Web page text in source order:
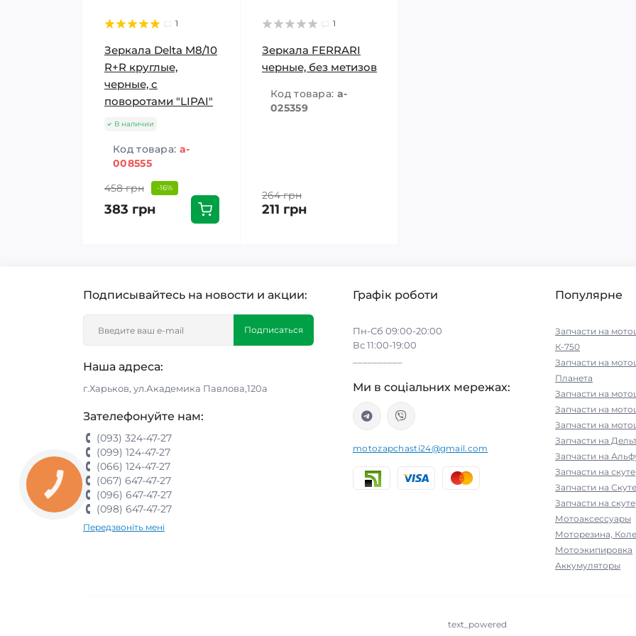
1
Зеркала Delta M8/10
R+R круглые,
черные, с
поворотами "LIPAI"
В наличии
Код товара: a-
008555
458 грн
-16%
383 грн
1
Зеркала FERRARI
черные, без метизов
Код товара: a-
025359
264 грн
211 грн
Подписывайтесь на новости и акции:
Подписаться
Наша адреса:
г.Харьков, ул.Академика Павлова,120а
Зателефонуйте нам:
(093) 324-47-27
(099) 124-47-27
(066) 124-47-27
(067) 647-47-27
(096) 647-47-27
(098) 647-47-27
Передзвоніть мені
Графік роботи
Пн-Сб 09:00-20:00
Вс 11:00-19:00
Ми в соціальних мережах:
motozapchasti24@gmail.com
Популярне
Запчасти на
К-750
Запчасти на
Планета
Запчасти на
Запчасти на
Запчасти на
Запчасти на
Запчасти на
Запчасти на
Запчасти на
Запчасти на
Мотоаксессуары
Моторезина,
Мотоэкипировка
Аккумуляторы
text_powered
КНОПКА
ЗВ'ЯЗКУ